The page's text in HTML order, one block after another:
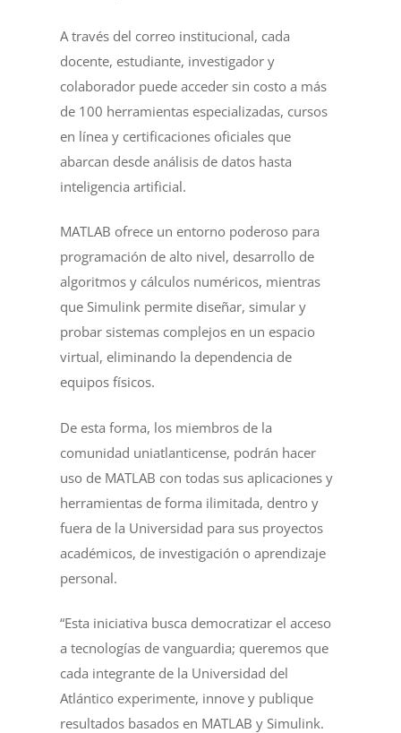
A través del correo institucional, cada
docente, estudiante, investigador y
colaborador puede acceder sin costo a más
de 100 herramientas especializadas, cursos
en línea y certificaciones oficiales que
abarcan desde análisis de datos hasta
inteligencia artificial.
MATLAB ofrece un entorno poderoso para
programación de alto nivel, desarrollo de
algoritmos y cálculos numéricos, mientras
que Simulink permite diseñar, simular y
probar sistemas complejos en un espacio
virtual, eliminando la dependencia de
equipos físicos.
De esta forma, los miembros de la
comunidad uniatlanticense, podrán hacer
uso de MATLAB con todas sus aplicaciones y
herramientas de forma ilimitada, dentro y
fuera de la Universidad para sus proyectos
académicos, de investigación o aprendizaje
personal.
“Esta iniciativa busca democratizar el acceso
a tecnologías de vanguardia; queremos que
cada integrante de la Universidad del
Atlántico experimente, innove y publique
resultados basados en MATLAB y Simulink.